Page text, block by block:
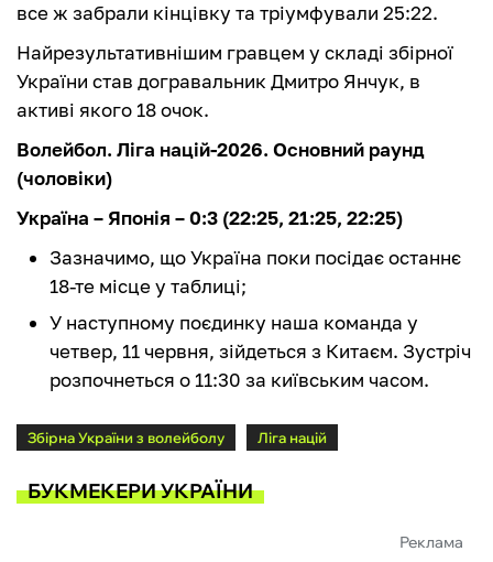
все ж забрали кінцівку та тріумфували 25:22.
Найрезультативнішим гравцем у складі збірної
України став догравальник Дмитро Янчук, в
активі якого 18 очок.
Волейбол. Ліга націй-2026. Основний раунд
(чоловіки)
Україна – Японія – 0:3 (22:25, 21:25, 22:25)
Зазначимо, що Україна поки посідає останнє
18-те місце у таблиці;
У наступному поєдинку наша команда у
четвер, 11 червня, зійдеться з Китаєм. Зустріч
розпочнеться о 11:30 за київським часом.
Збірна України з волейболу Ліга націй
БУКМЕКЕРИ УКРАЇНИ
Реклама